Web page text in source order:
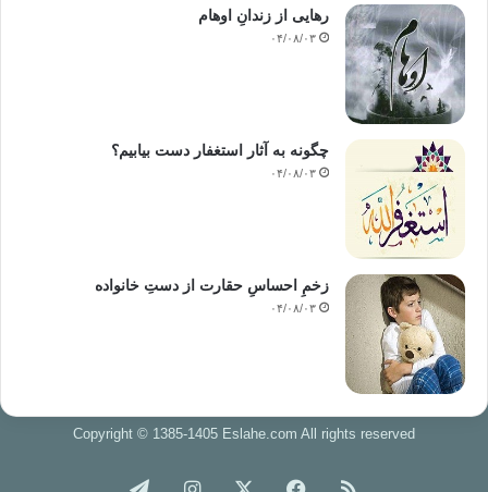
رهایی از زندانِ اوهام
۰۴/۰۸/۰۳
چگونه به آثار استغفار دست بیابیم؟
۰۴/۰۸/۰۳
زخمِ احساسِ حقارت از دستِ خانواده
۰۴/۰۸/۰۳
Copyright © 1385-1405 Eslahe.com All rights reserved